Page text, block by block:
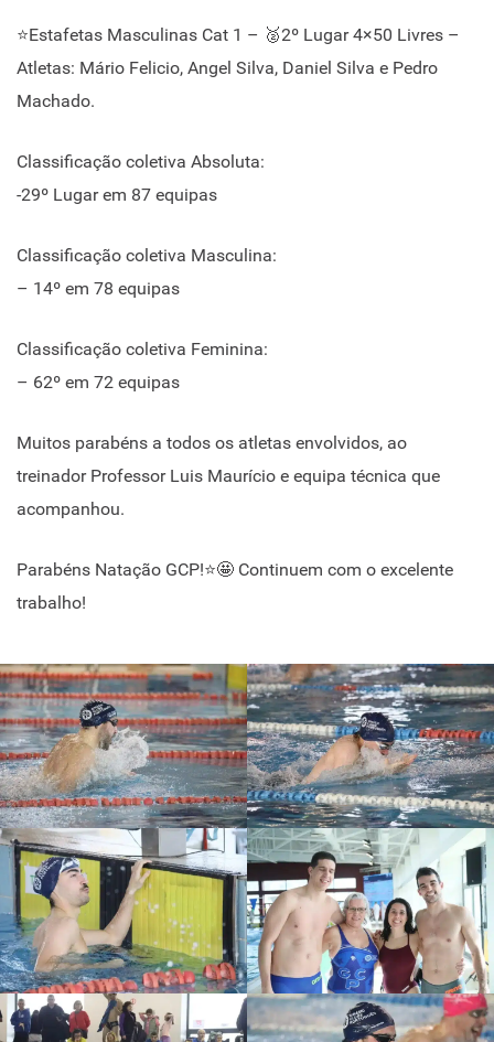
⭐Estafetas Masculinas Cat 1 – 🥈2º Lugar 4×50 Livres –
Atletas: Mário Felicio, Angel Silva, Daniel Silva e Pedro
Machado.
Classificação coletiva Absoluta:
-29º Lugar em 87 equipas
Classificação coletiva Masculina:
– 14º em 78 equipas
Classificação coletiva Feminina:
– 62º em 72 equipas
Muitos parabéns a todos os atletas envolvidos, ao
treinador Professor Luis Maurício e equipa técnica que
acompanhou.
Parabéns Natação GCP!⭐🤩 Continuem com o excelente
trabalho!